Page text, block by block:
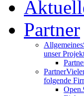
Partner
Allgemeines
unser
Partner
folgende